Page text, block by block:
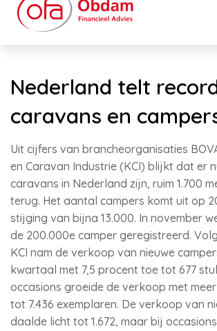
Nederland telt
caravans en
Uit cijfers van brancheorganisaties
en Caravan Industrie (KCI) blijkt dat er
caravans in Nederland zijn, ruim 1.700
terug. Het aantal campers komt uit op
stijging van bijna 13.000. In november
de 200.000e camper geregistreerd.
KCI nam de verkoop van nieuwe
kwartaal met 7,5 procent toe tot 677
occasions groeide de verkoop met
tot 7.436 exemplaren. De verkoop van
daalde licht tot 1.672, maar bij